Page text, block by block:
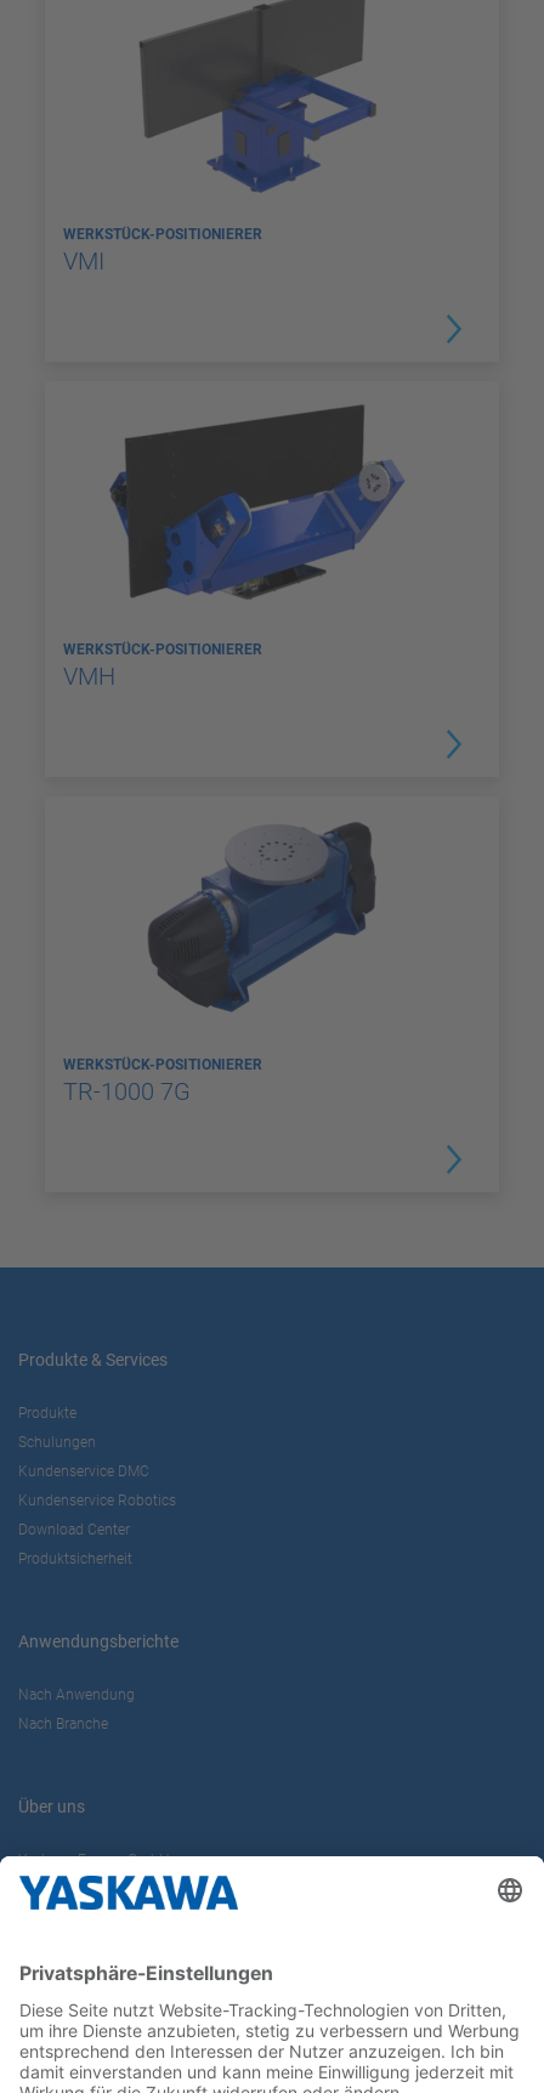
WERKSTÜCK-POSITIONIERER
VMI
WERKSTÜCK-POSITIONIERER
VMH
WERKSTÜCK-POSITIONIERER
TR-1000 7G
Produkte & Services
Produkte
Schulungen
Kundenservice DMC
Kundenservice Robotics
Download Center
Produktsicherheit
Anwendungsberichte
Nach Anwendung
Nach Branche
Über uns
Yaskawa Europe GmbH
Karriere
Newsletter